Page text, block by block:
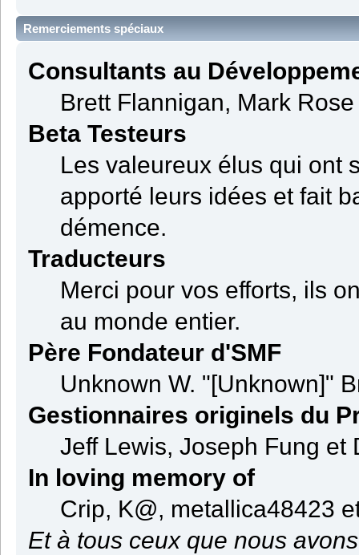
Remerciements spéciaux
Consultants au
Brett Flannigan, Mark
Beta Testeurs
Les valeureux élus qui ont
apporté leurs idées et fait
démence.
Traducteurs
Merci pour vos efforts, ils
au monde entier.
Père Fondateur d'SMF
Unknown W. "[Unknown]"
Gestionnaires originels du
Jeff Lewis, Joseph Fung et
In loving memory of
Crip, K@, metallica48423
Et à tous ceux que nous